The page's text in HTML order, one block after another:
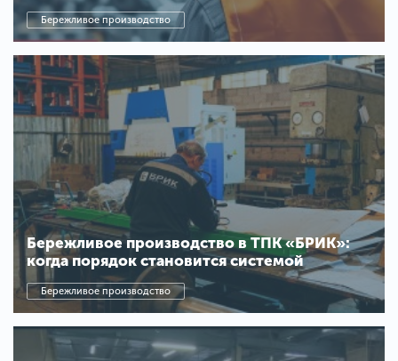
Бережливое производство
Бережливое производство в ТПК «БРИК»:
когда порядок становится системой
Бережливое производство